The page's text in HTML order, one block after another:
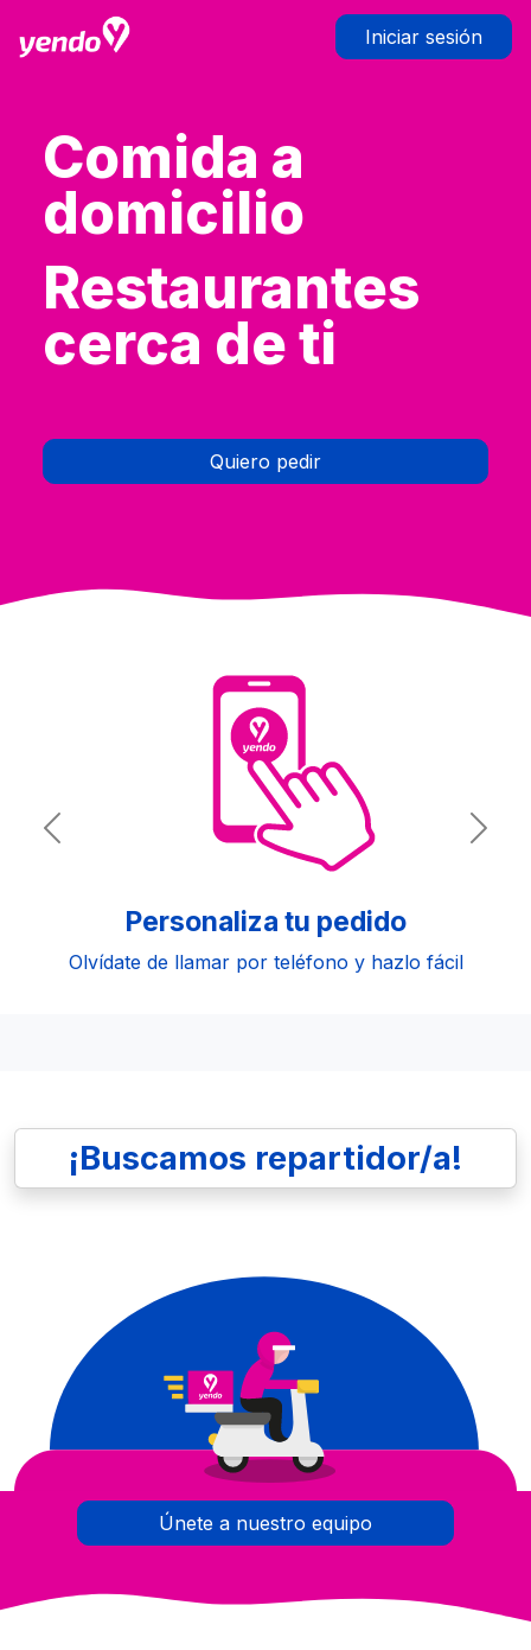
Iniciar sesión
Comida a
domicilio
Restaurantes
cerca de ti
Quiero pedir
Personaliza tu pedido
Olvídate de llamar por teléfono y hazlo fácil
Previous Next
¡Buscamos repartidor/a!
Únete a nuestro equipo